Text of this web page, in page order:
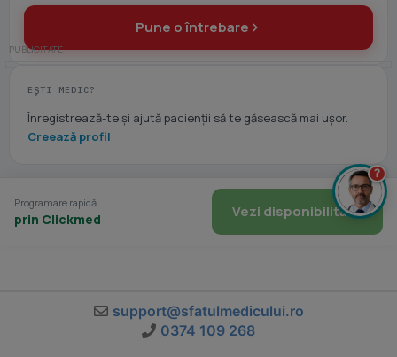
Pune o întrebare
EȘTI MEDIC?
Înregistrează-te și ajută pacienții să te găsească mai ușor.
Creează profil
Programare rapidă
prin Clickmed Vezi disponibilitate
support@sfatulmedicului.ro
0374 109 268
?